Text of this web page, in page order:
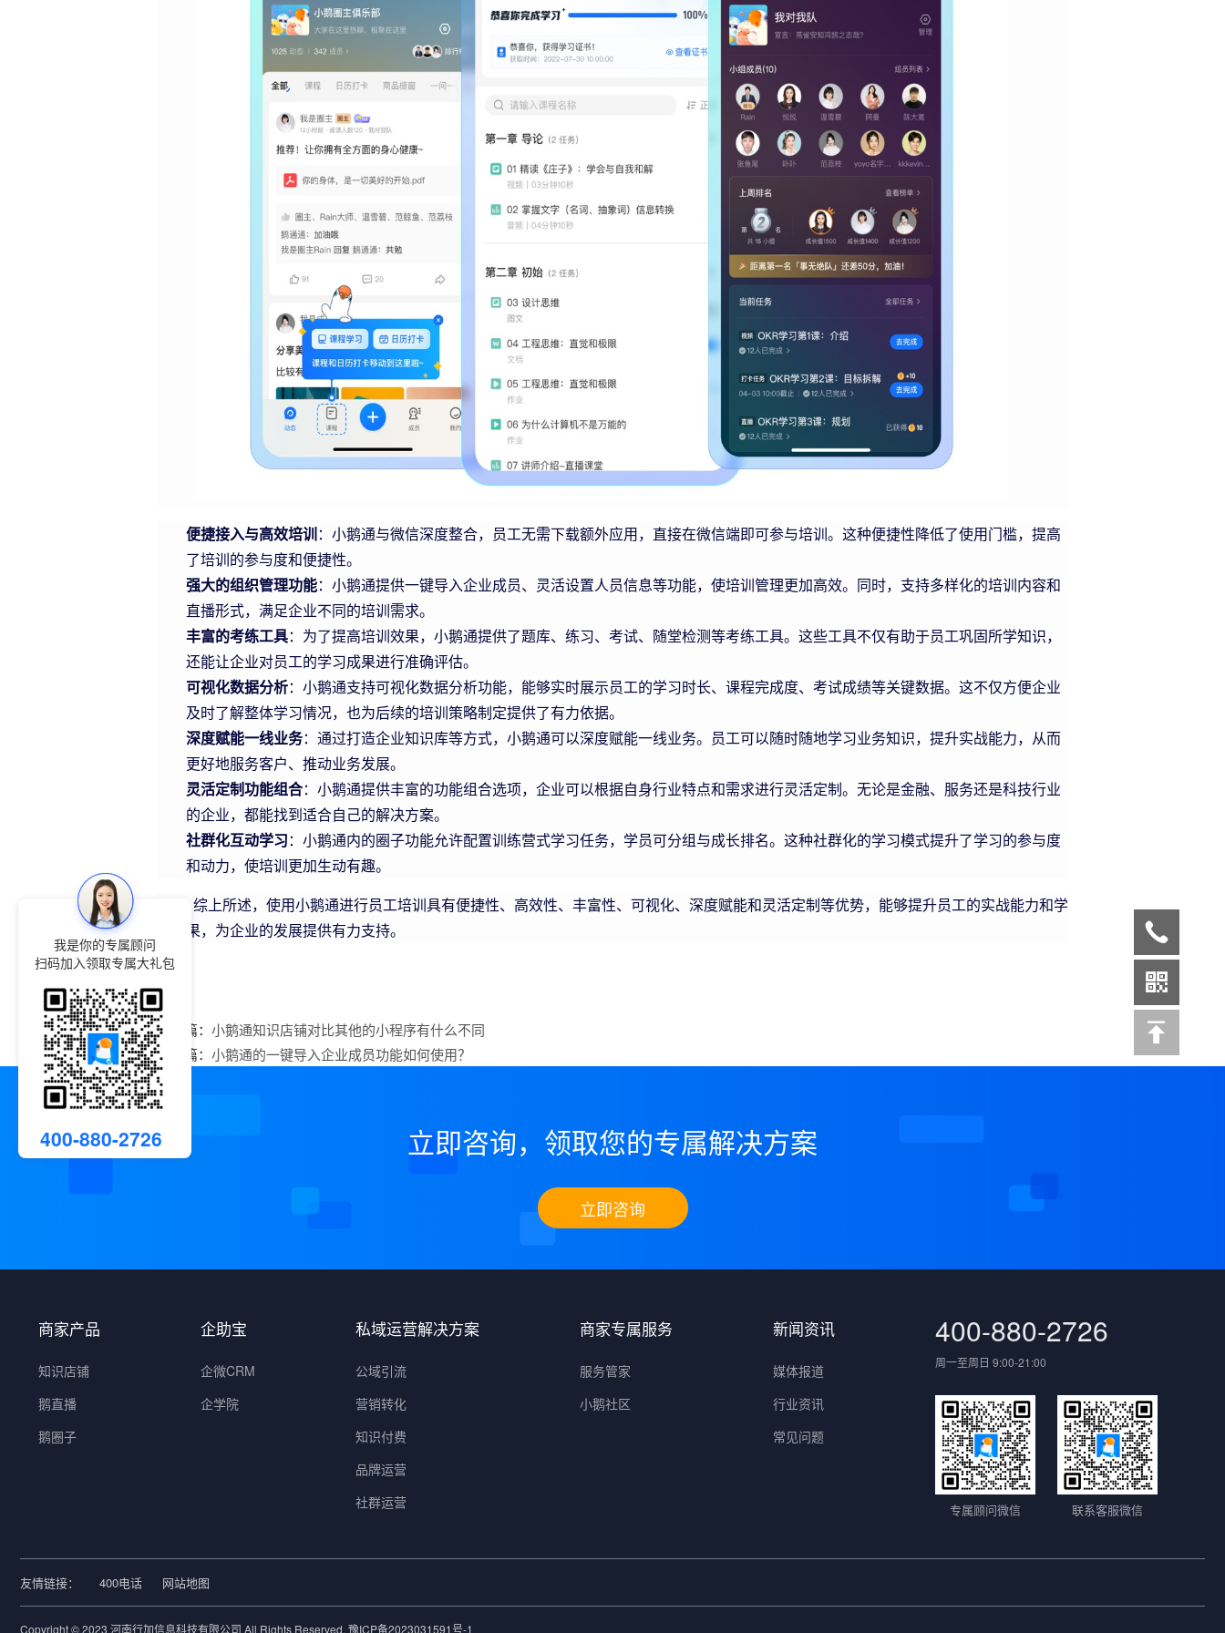
便捷接入与高效培训 ：小鹅通与微信深度整合，员工无需下载额外应用，直接在微信端即可参与培训。这种便捷性降低了使用门槛，提高
了培训的参与度和便捷性。
强大的组织管理功能：小鹅通提供一键导入企业成员、灵活设置人员信息等功能，使培训管理更加高效。同时，支持多样化的培训内容和
直播形式，满足企业不同的培训需求。
丰富的考练工具：为了提高培训效果，小鹅通提供了题库、练习、考试、随堂检测等考练工具。这些工具不仅有助于员工巩固所学知识，
还能让企业对员工的学习成果进行准确评估。
可视化数据分析：小鹅通支持可视化数据分析功能，能够实时展示员工的学习时长、课程完成度、考试成绩等关键数据。这不仅方便企业
及时了解整体学习情况，也为后续的培训策略制定提供了有力依据。
深度赋能一线业务：通过打造企业知识库等方式，小鹅通可以深度赋能一线业务。员工可以随时随地学习业务知识，提升实战能力，从而
更好地服务客户、推动业务发展。
灵活定制功能组合：小鹅通提供丰富的功能组合选项，企业可以根据自身行业特点和需求进行灵活定制。无论是金融、服务还是科技行业
的企业，都能找到适合自己的解决方案。
社群化互动学习 ：小鹅通内的圈子功能允许配置训练营式学习任务，学员可分组与成长排名。这种社群化的学习模式提升了学习的参与度
和动力，使培训更加生动有趣。
综上所述，使用小鹅通进行员工培训具有便捷性、高效性、丰富性、可视化、深度赋能和灵活定制等优势，能够提升员工的实战能力和学
习效果，为企业的发展提供有力支持。
上一篇： 小鹅通知识店铺对比其他的小程序有什么不同
下一篇： 小鹅通的一键导入企业成员功能如何使用？
立即咨询，领取您的专属解决方案
立即咨询
商家产品
知识店铺
鹅直播
鹅圈子
企助宝
企微CRM
企学院
私域运营解决方案
公域引流
营销转化
知识付费
品牌运营
社群运营
商家专属服务
服务管家
小鹅社区
新闻资讯
媒体报道
行业资讯
常见问题
400-880-2726
周一至周日 9:00-21:00
专属顾问微信 联系客服微信
友情链接： 400电话 网站地图
Copyright © 2023 河南行加信息科技有限公司 All Rights Reserved. 豫ICP备2023031591号-1
我是你的专属顾问
扫码加入领取专属大礼包
400-880-2726